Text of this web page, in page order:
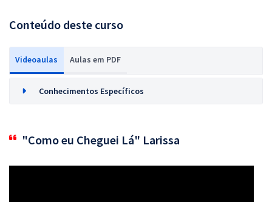
Conteúdo deste curso
Videoaulas Aulas em PDF
Conhecimentos Específicos
"Como eu Cheguei Lá" Larissa